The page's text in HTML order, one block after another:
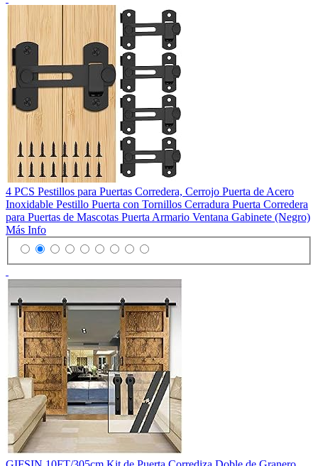
4 PCS Pestillos para Puertas Corredera, Cerrojo Puerta de Acero
Inoxidable Pestillo Puerta con Tornillos Cerradura Puerta Corredera
para Puertas de Mascotas Puerta Armario Ventana Gabinete (Negro)
Más Info